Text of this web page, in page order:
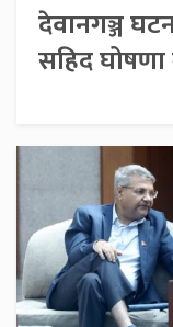
देवानगञ्ज
सहिद घोषणा